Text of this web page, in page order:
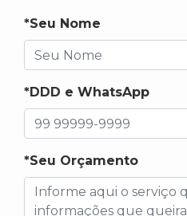
*Seu Nome
*DDD e WhatsApp
*Seu Orçamento